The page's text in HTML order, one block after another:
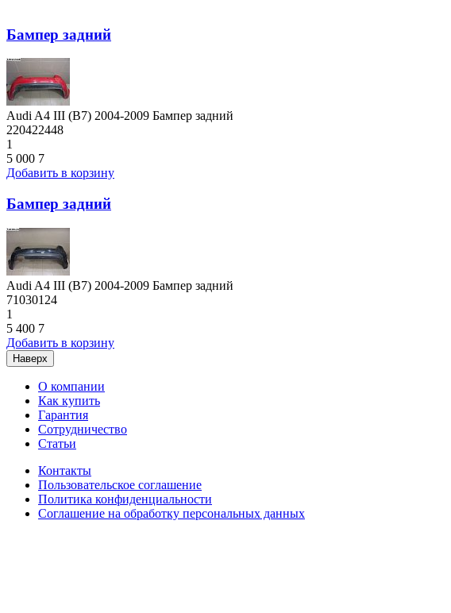
Бампер задний
Audi A4 III (B7) 2004-2009 Бампер задний
220422448
1
5 000 7
Добавить в корзину
Бампер задний
Audi A4 III (B7) 2004-2009 Бампер задний
71030124
1
5 400 7
Добавить в корзину
Наверх
О компании
Как купить
Гарантия
Сотрудничество
Статьи
Контакты
Пользовательское соглашение
Политика конфиденциальности
Соглашение на обработку персональных данных